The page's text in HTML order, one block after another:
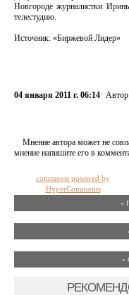
Новгороде журналистки
телестудию.
Источник: «Биржевой Лидер»
04 января 2011 г. 06:14
Мнение автора может не
мнение напишите его в
comments powered by
HyperComments
«
»